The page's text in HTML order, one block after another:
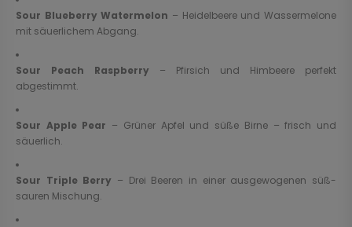
Sour Blueberry Watermelon – Heidelbeere und Wassermelone
mit säuerlichem Abgang.
Sour Peach Raspberry – Pfirsich und Himbeere perfekt
abgestimmt.
Sour Apple Pear – Grüner Apfel und süße Birne – frisch und
säuerlich.
Sour Triple Berry – Drei Beeren in einer ausgewogenen süß-
sauren Mischung.